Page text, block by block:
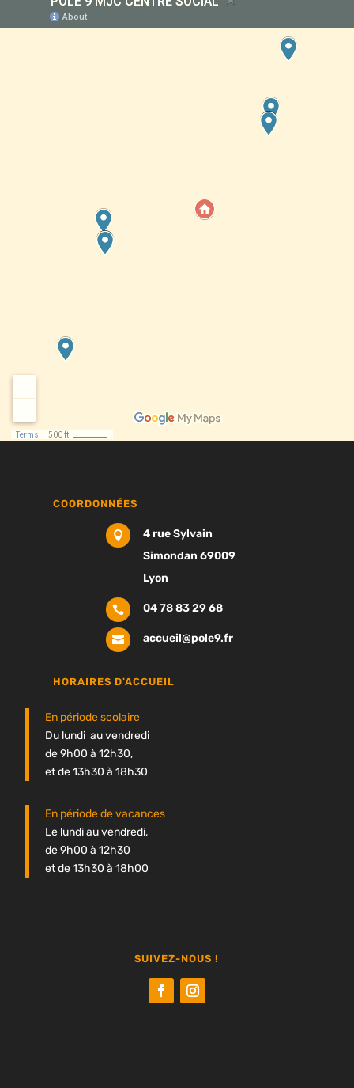
COORDONNÉES

4 rue Sylvain
Simondan 69009
Lyon
 04 78 83 29 68
 accueil@pole9.fr
HORAIRES D'ACCUEIL
En période scolaire
Du lundi au vendredi
de 9h00 à 12h30,
et de 13h30 à 18h30
En période de vacances
Le lundi au vendredi,
de 9h00 à 12h30
et de 13h30 à 18h00
SUIVEZ-NOUS !